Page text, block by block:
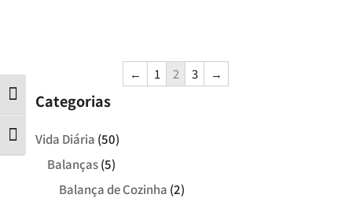
Contraste
Tamanho da letra
← 1 2 3 →
Categorias
Vida Diária (50)
Balanças (5)
Balança de Cozinha (2)